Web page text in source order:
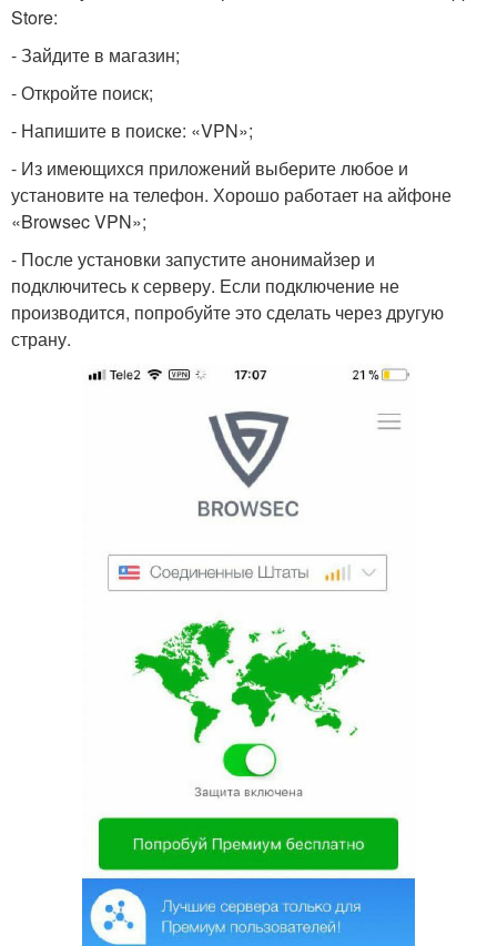
Store:
- Зайдите в магазин;
- Откройте поиск;
- Напишите в поиске: «VPN»;
- Из имеющихся приложений выберите любое и
установите на телефон. Хорошо работает на айфоне
«Browsec VPN»;
- После установки запустите анонимайзер и
подключитесь к серверу. Если подключение не
производится, попробуйте это сделать через другую
страну.